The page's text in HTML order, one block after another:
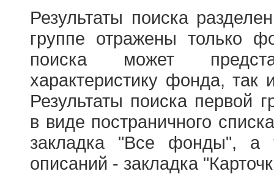
Результаты поиска
группе отражены только
поиска может
характеристику фонда,
Результаты поиска первой
в виде постраничного
закладка "Все фонды", а
описаний - закладка